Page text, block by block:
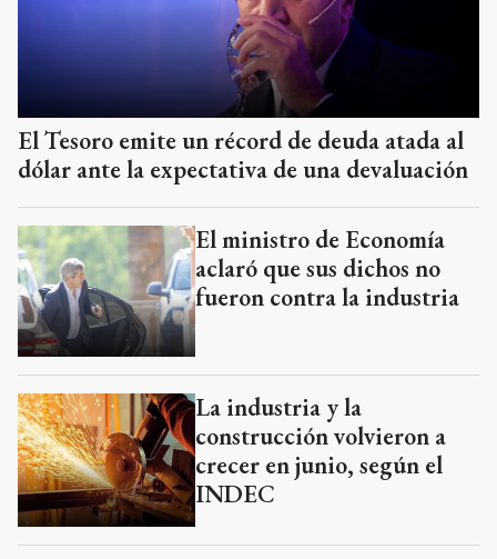
El Tesoro emite un récord de deuda atada al
dólar ante la expectativa de una devaluación
El ministro de Economía
aclaró que sus dichos no
fueron contra la industria
La industria y la
construcción volvieron a
crecer en junio, según el
INDEC